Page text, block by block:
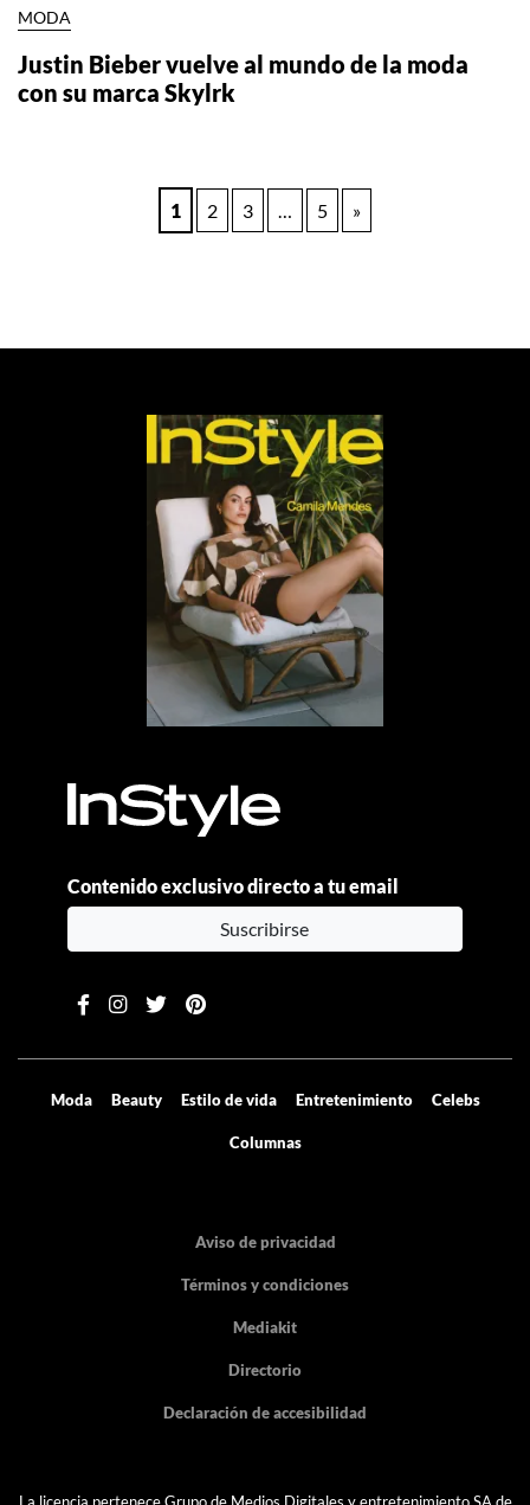
MODA
Justin Bieber vuelve al mundo de la moda
con su marca Skylrk
Paginación
1 2 3 … 5 »
Contenido exclusivo directo a tu email
Suscribirse
Moda Beauty Estilo de vida Entretenimiento Celebs
Columnas
Aviso de privacidad
Términos y condiciones
Mediakit
Directorio
Declaración de accesibilidad
La licencia pertenece Grupo de Medios Digitales y entretenimiento SA de